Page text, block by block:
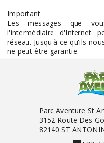
Important
Les messages que
l'intermédiaire d'Internet
réseau. Jusqu'à ce qu'ils
ne peut être garantie.
Parc Aventure St
3152 Route Des
82140 ST